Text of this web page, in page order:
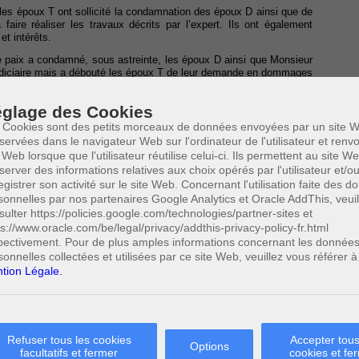
des Cookies
Cookies sont des petits morceaux de données envoyées par un site
dans le navigateur Web sur l'ordinateur de l'utilisateur et
lorsque que l'utilisateur réutilise celui-ci. Ils permettent au site
des informations relatives aux choix opérés par l'utilisateur et/
son activité sur le site Web. Concernant l'utilisation faite des
par nos partenaires Google Analytics et Oracle AddThis,
https://policies.google.com/technologies/partner-sites et
www.oracle.com/be/legal/privacy/addthis-privacy-policy-fr.html
Pour de plus amples informations concernant les données
collectées et utilisées par ce site Web, veuillez vous référer
Légale.
Refuser tous les cookies
facultatifs et fermer
Options
Accepter
cookies et
époux T ont sollicité la condamnation des époux D ainsi que de
réaliser les travaux décrits par l’expert. Ils ont également
intérêts.
a condamné, sous astreinte, les époux D ainsi que Monsieur
mais a débouté les époux T de leur demande en dommages
formé appel contre la décision du 8 décembre 2003 afin
D ainsi que Monsieur H, ont, quant à eux, formé appel incident
décrites par l’expert.
instance de Tournai
il s’agit d’une servitude d'écoulement des eaux au sens de
que
«
Les fonds inférieurs sont assujettis envers ceux qui sont
naturellement sans que la main de l'homme y ait contribué » 2.
640 du Code civil qui prévoit que« le propriétaire supérieur ne
inférieur »3. Le juge estime que cette disposition s’applique à
du fonds. Cependant, le tribunal estime que les époux D ne
H. a dépassé les limites de l’usage d’une parcelle agricole en
ce qui a fait disparaître l’herbe et aplatir la terre. En effet,
l'écoulement naturel des eaux et Monsieur H a, dès lors,